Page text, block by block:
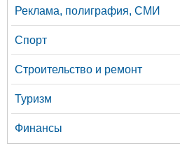
Реклама, полиграфия, СМИ
Спорт
Строительство и ремонт
Туризм
Финансы